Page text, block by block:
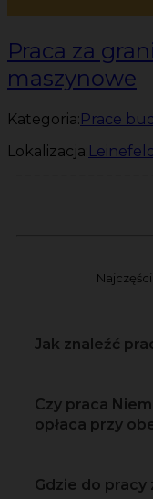
Praca za
maszynowe
Kategoria:Prace
Lokalizacja:
Jak znaleźć
Czy praca
opłaca przy
Gdzie do pracy